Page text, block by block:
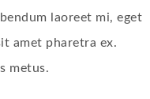
laoreet mi, eget
amet pharetra ex.
metus.